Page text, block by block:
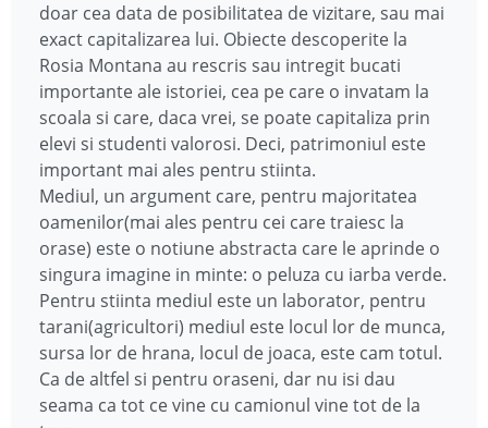
doar cea data de posibilitatea de vizitare, sau mai
exact capitalizarea lui. Obiecte descoperite la
Rosia Montana au rescris sau intregit bucati
importante ale istoriei, cea pe care o invatam la
scoala si care, daca vrei, se poate capitaliza prin
elevi si studenti valorosi. Deci, patrimoniul este
important mai ales pentru stiinta.
Mediul, un argument care, pentru majoritatea
oamenilor(mai ales pentru cei care traiesc la
orase) este o notiune abstracta care le aprinde o
singura imagine in minte: o peluza cu iarba verde.
Pentru stiinta mediul este un laborator, pentru
tarani(agricultori) mediul este locul lor de munca,
sursa lor de hrana, locul de joaca, este cam totul.
Ca de altfel si pentru oraseni, dar nu isi dau
seama ca tot ce vine cu camionul vine tot de la